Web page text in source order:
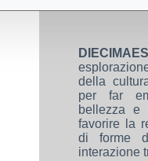
della
per far
bellezza
favorire la
di forme
interazione